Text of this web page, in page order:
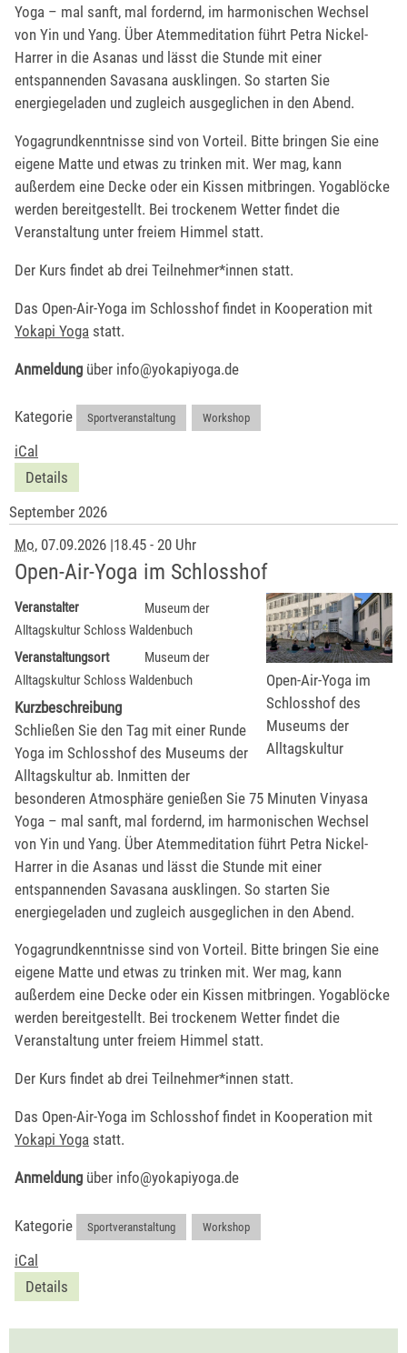
Yoga – mal sanft, mal fordernd, im harmonischen Wechsel
von Yin und Yang. Über Atemmeditation führt Petra Nickel-
Harrer in die Asanas und lässt die Stunde mit einer
entspannenden Savasana ausklingen. So starten Sie
energiegeladen und zugleich ausgeglichen in den Abend.
Yogagrundkenntnisse sind von Vorteil. Bitte bringen Sie eine
eigene Matte und etwas zu trinken mit. Wer mag, kann
außerdem eine Decke oder ein Kissen mitbringen. Yogablöcke
werden bereitgestellt. Bei trockenem Wetter findet die
Veranstaltung unter freiem Himmel statt.
Der Kurs findet ab drei Teilnehmer*innen statt.
Das Open-Air-Yoga im Schlosshof findet in Kooperation mit
Yokapi Yoga statt.
Anmeldung über info@yokapiyoga.de
Kategorie Sportveranstaltung Workshop
iCal
Details
September 2026
Mo, 07.09.2026 |18.45 - 20 Uhr
Open-Air-Yoga im Schlosshof
Open-Air-Yoga im
Schlosshof des
Museums der
Alltagskultur
Veranstalter
Museum der
Alltagskultur Schloss Waldenbuch
Veranstaltungsort
Museum der
Alltagskultur Schloss Waldenbuch
Kurzbeschreibung
Schließen Sie den Tag mit einer Runde
Yoga im Schlosshof des Museums der
Alltagskultur ab. Inmitten der
besonderen Atmosphäre genießen Sie 75 Minuten Vinyasa
Yoga – mal sanft, mal fordernd, im harmonischen Wechsel
von Yin und Yang. Über Atemmeditation führt Petra Nickel-
Harrer in die Asanas und lässt die Stunde mit einer
entspannenden Savasana ausklingen. So starten Sie
energiegeladen und zugleich ausgeglichen in den Abend.
Yogagrundkenntnisse sind von Vorteil. Bitte bringen Sie eine
eigene Matte und etwas zu trinken mit. Wer mag, kann
außerdem eine Decke oder ein Kissen mitbringen. Yogablöcke
werden bereitgestellt. Bei trockenem Wetter findet die
Veranstaltung unter freiem Himmel statt.
Der Kurs findet ab drei Teilnehmer*innen statt.
Das Open-Air-Yoga im Schlosshof findet in Kooperation mit
Yokapi Yoga statt.
Anmeldung über info@yokapiyoga.de
Kategorie Sportveranstaltung Workshop
iCal
Details